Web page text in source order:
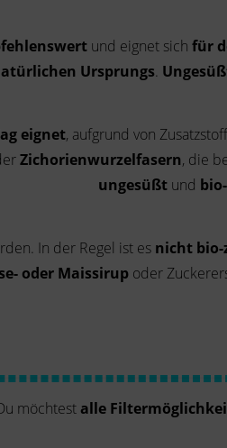
und eignet sich für
Ursprungs.
eignet, aufgrund von
Zichorienwurzelfasern, die
ungesüßt und
In der Regel ist es nicht
oder Maissirup oder
möchtest alle